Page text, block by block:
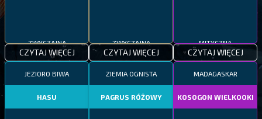
ZWYCZAJNA
CZYTAJ WIĘCEJ
ZWYCZAJNA
CZYTAJ WIĘCEJ
MITYCZNA
CZYTAJ WIĘCEJ
JEZIORO BIWA
HASU
ZIEMIA OGNISTA
PAGRUS RÓŻOWY
MADAGASKAR
KOSOGON WIELKOOKI